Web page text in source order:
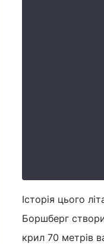
Історія цього
Боршберг
крил 70 метрів